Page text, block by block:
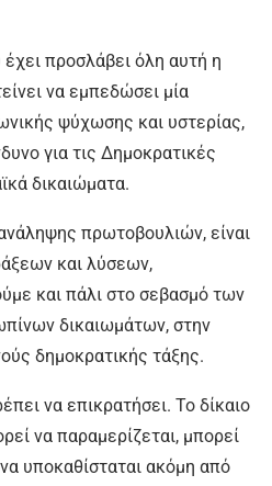
προσλάβει όλη αυτή η
να εμπεδώσει μία
ψύχωσης και υστερίας,
για τις Δημοκρατικές
δικαιώματα.
πρωτοβουλιών, είναι
και λύσεων,
και πάλι στο σεβασμό των
δικαιωμάτων, στην
δημοκρατικής τάξης.
να επικρατήσει. Το δίκαιο
να παραμερίζεται, μπορεί
υποκαθίσταται ακόμη από